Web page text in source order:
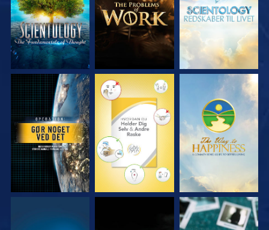
SE SE SE